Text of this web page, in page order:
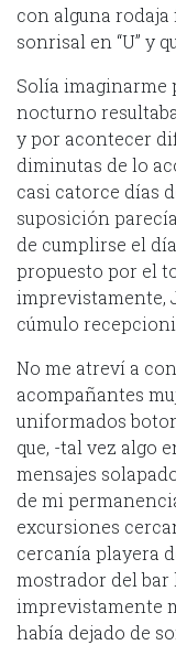
con alguna
sonrisal en “U” y
Solía imaginarme
nocturno
y por acontecer
diminutas de lo
casi catorce días
suposición
de cumplirse el
propuesto por el
imprevistamente,
cúmulo
No me atreví a
acompañantes
uniformados
que, -tal vez algo
mensajes
de mi
excursiones
cercanía playera
mostrador del bar
imprevistamente
había dejado de